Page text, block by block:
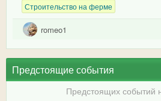
Строительство на ферме
romeo1
Предстоящие события
Предстоящих событий